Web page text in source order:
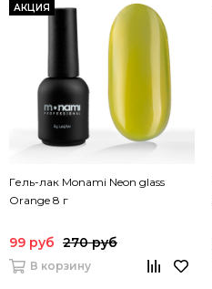
АКЦИЯ
Гель-лак Monami Neon glass
Orange 8 г
99 руб 270 руб
В корзину